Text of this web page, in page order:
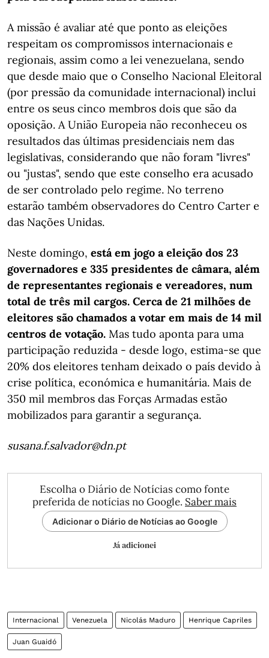
A missão é avaliar até que ponto as eleições
respeitam os compromissos internacionais e
regionais, assim como a lei venezuelana, sendo
que desde maio que o Conselho Nacional Eleitoral
(por pressão da comunidade internacional) inclui
entre os seus cinco membros dois que são da
oposição. A União Europeia não reconheceu os
resultados das últimas presidenciais nem das
legislativas, considerando que não foram "livres"
ou "justas", sendo que este conselho era acusado
de ser controlado pelo regime. No terreno
estarão também observadores do Centro Carter e
das Nações Unidas.
Neste domingo, está em jogo a eleição dos 23
governadores e 335 presidentes de câmara, além
de representantes regionais e vereadores, num
total de três mil cargos. Cerca de 21 milhões de
eleitores são chamados a votar em mais de 14 mil
centros de votação. Mas tudo aponta para uma
participação reduzida - desde logo, estima-se que
20% dos eleitores tenham deixado o país devido à
crise política, económica e humanitária. Mais de
350 mil membros das Forças Armadas estão
mobilizados para garantir a segurança.
susana.f.salvador@dn.pt
Escolha o Diário de Notícias como fonte
preferida de notícias no Google. Saber mais
Adicionar o Diário de Notícias ao Google
Já adicionei
Internacional Venezuela Nicolás Maduro Henrique Capriles
Juan Guaidó